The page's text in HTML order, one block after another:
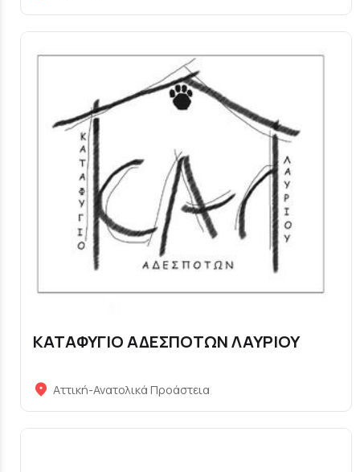
ΚΑΤΑΦΥΓΙΟ ΑΔΕΣΠΟΤΩΝ ΛΑΥΡΙΟΥ
Αττική-Ανατολικά Προάστεια